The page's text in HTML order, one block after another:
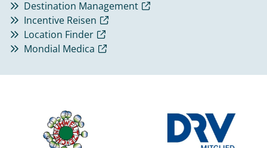
Destination Management
Incentive Reisen
Location Finder
Mondial Medica